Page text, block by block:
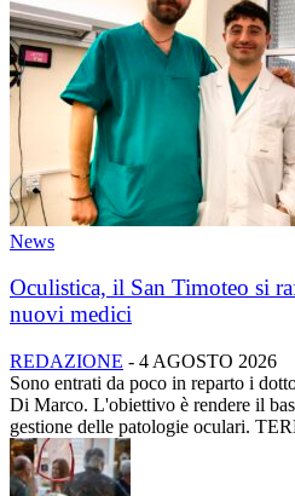
News
Oculistica, il San Timoteo si
nuovi medici
REDAZIONE - 4 AGOSTO 2026
Sono entrati da poco in reparto i
Di Marco. L'obiettivo è rendere il
gestione delle patologie oculari.